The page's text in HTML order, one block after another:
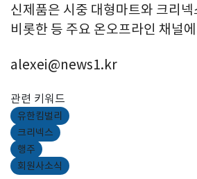
신제품은 시중 대형마트와 크리
비롯한 등 주요 온오프라인 채널
alexei@news1.kr
관련 키워드
유한킴벌리
크리넥스
행주
회원사소식